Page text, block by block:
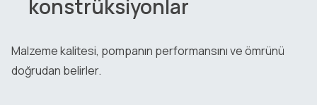
konstrüksiyonlar
Malzeme kalitesi, pompanın performansını ve ömrünü
doğrudan belirler.